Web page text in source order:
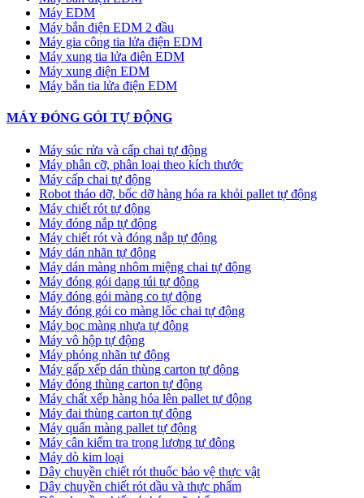
Máy EDM
Máy bắn điện EDM 2 đầu
Máy gia công tia lửa điện EDM
Máy xung tia lửa điện EDM
Máy xung điện EDM
Máy bắn tia lửa điện EDM
MÁY ĐÓNG GÓI TỰ ĐỘNG
Máy súc rửa và cấp chai tự động
Máy phân cỡ, phân loại theo kích thước
Máy cấp chai tự động
Robot tháo dỡ, bốc dỡ hàng hóa ra khỏi pallet tự động
Máy chiết rót tự động
Máy đóng nắp tự động
Máy chiết rót và đóng nắp tự động
Máy dán nhãn tự động
Máy dán màng nhôm miệng chai tự động
Máy đóng gói dạng túi tự động
Máy đóng gói màng co tự động
Máy đóng gói co màng lốc chai tự động
Máy bọc màng nhựa tự động
Máy vô hộp tự động
Máy phóng nhãn tự động
Máy gấp xếp dán thùng carton tự động
Máy đóng thùng carton tự động
Máy chất xếp hàng hóa lên pallet tự động
Máy đai thùng carton tự động
Máy quấn màng pallet tự động
Máy cân kiểm tra trọng lượng tự động
Máy dò kim loại
Dây chuyền chiết rót thuốc bảo vệ thực vật
Dây chuyền chiết rót dầu và thực phẩm